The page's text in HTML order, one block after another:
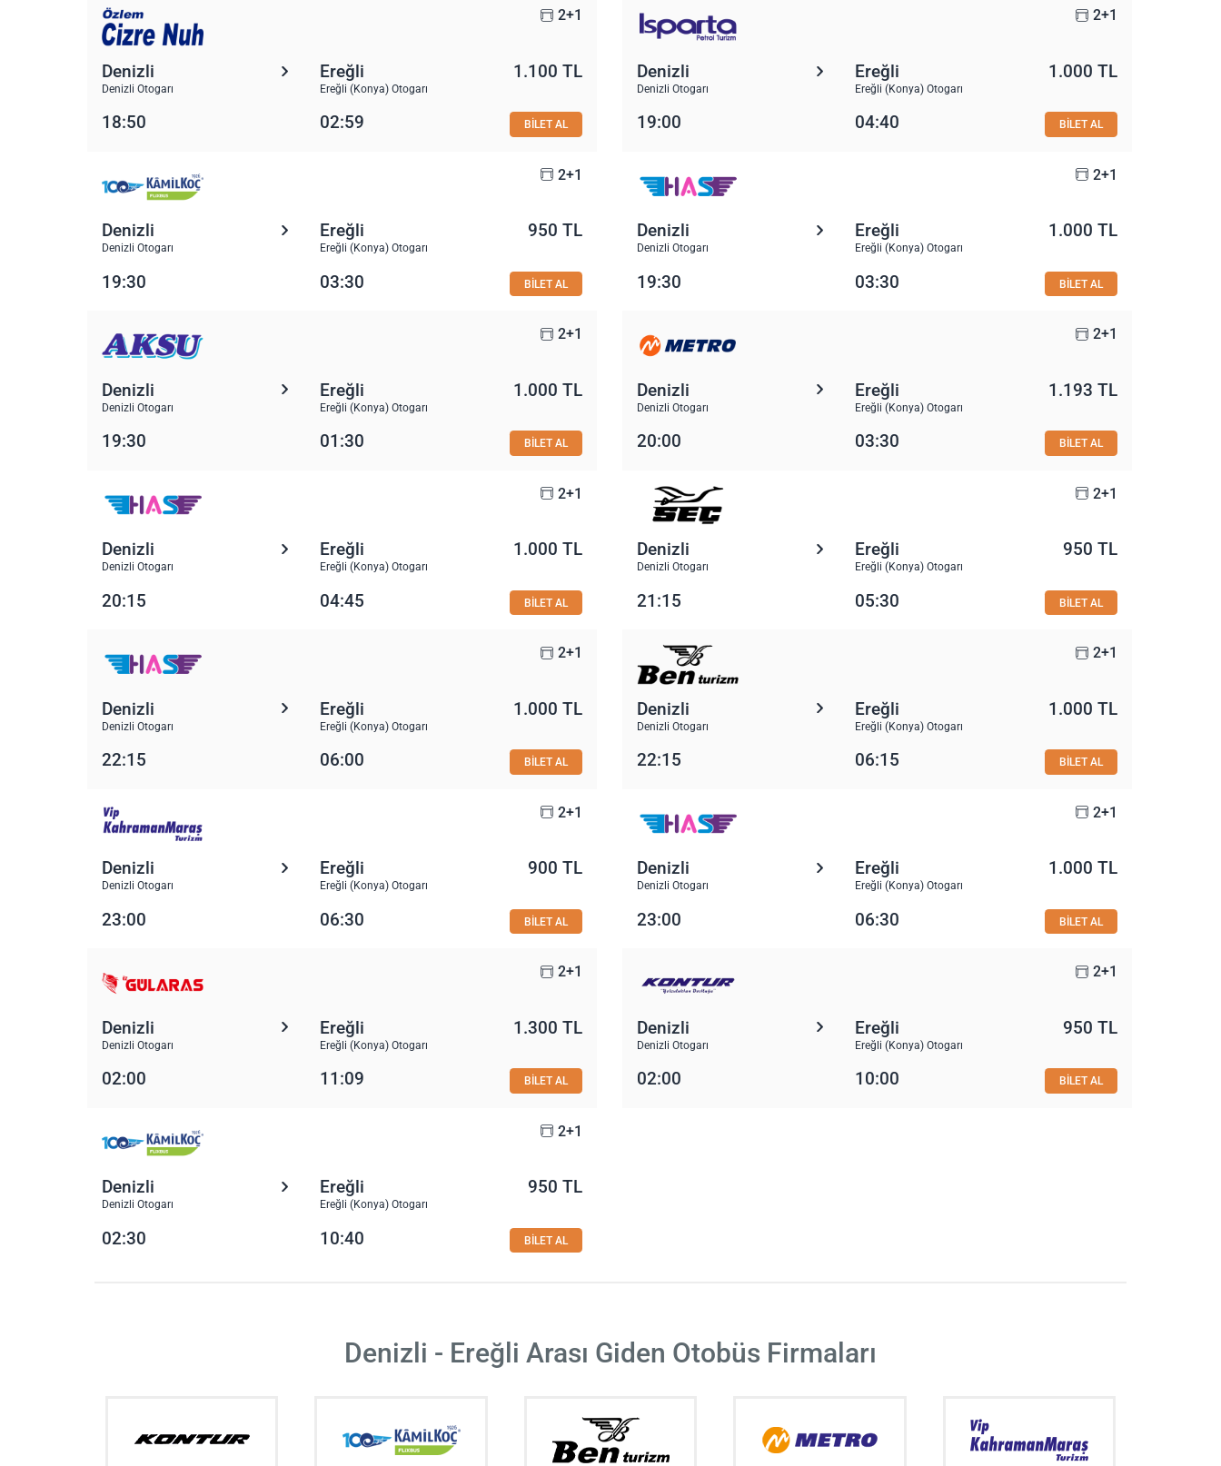
2+1
Denizli
Denizli Otogarı
Ereğli
Ereğli (Konya) Otogarı
1.100 TL
18:50 02:59 BİLET AL
2+1
Denizli
Denizli Otogarı
Ereğli
Ereğli (Konya) Otogarı
1.000 TL
19:00 04:40 BİLET AL
2+1
Denizli
Denizli Otogarı
Ereğli
Ereğli (Konya) Otogarı
950 TL
19:30 03:30 BİLET AL
2+1
Denizli
Denizli Otogarı
Ereğli
Ereğli (Konya) Otogarı
1.000 TL
19:30 03:30 BİLET AL
2+1
Denizli
Denizli Otogarı
Ereğli
Ereğli (Konya) Otogarı
1.000 TL
19:30 01:30 BİLET AL
2+1
Denizli
Denizli Otogarı
Ereğli
Ereğli (Konya) Otogarı
1.193 TL
20:00 03:30 BİLET AL
2+1
Denizli
Denizli Otogarı
Ereğli
Ereğli (Konya) Otogarı
1.000 TL
20:15 04:45 BİLET AL
2+1
Denizli
Denizli Otogarı
Ereğli
Ereğli (Konya) Otogarı
950 TL
21:15 05:30 BİLET AL
2+1
Denizli
Denizli Otogarı
Ereğli
Ereğli (Konya) Otogarı
1.000 TL
22:15 06:00 BİLET AL
2+1
Denizli
Denizli Otogarı
Ereğli
Ereğli (Konya) Otogarı
1.000 TL
22:15 06:15 BİLET AL
2+1
Denizli
Denizli Otogarı
Ereğli
Ereğli (Konya) Otogarı
900 TL
23:00 06:30 BİLET AL
2+1
Denizli
Denizli Otogarı
Ereğli
Ereğli (Konya) Otogarı
1.000 TL
23:00 06:30 BİLET AL
2+1
Denizli
Denizli Otogarı
Ereğli
Ereğli (Konya) Otogarı
1.300 TL
02:00 11:09 BİLET AL
2+1
Denizli
Denizli Otogarı
Ereğli
Ereğli (Konya) Otogarı
950 TL
02:00 10:00 BİLET AL
2+1
Denizli
Denizli Otogarı
Ereğli
Ereğli (Konya) Otogarı
950 TL
02:30 10:40 BİLET AL
Denizli - Ereğli Arası Giden Otobüs Firmaları